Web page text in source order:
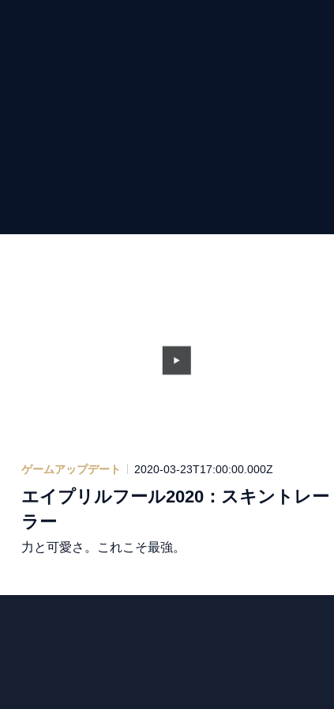
ゲームアップデート 2020-03-23T17:00:00.000Z
エイプリルフール2020：スキントレー
ラー
力と可愛さ。これこそ最強。